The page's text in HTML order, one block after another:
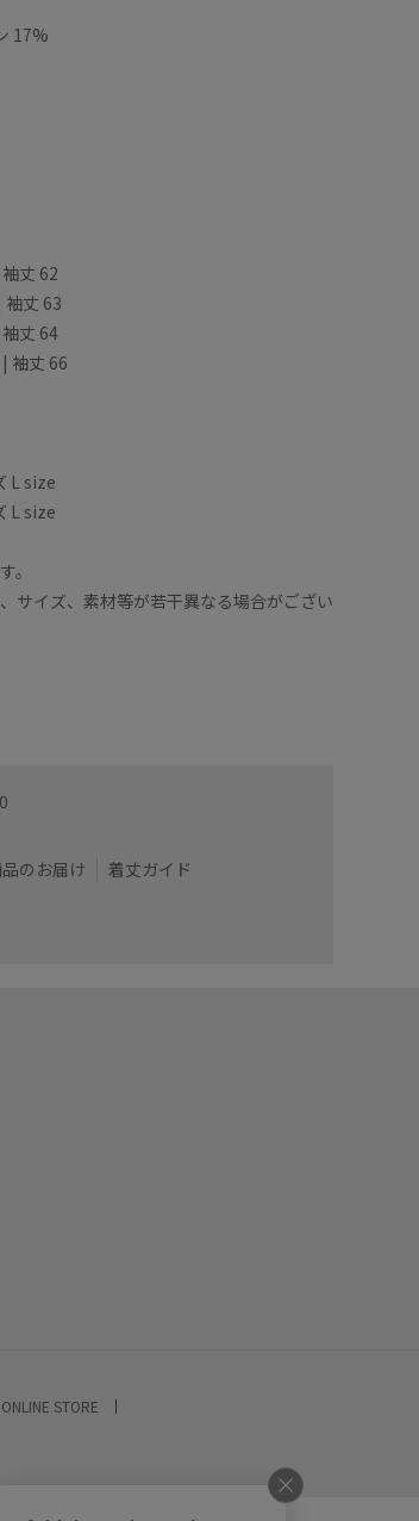
ズ : S
ダークブラウン (20)
17%
丈 62
袖丈 63
丈 64
袖丈 66
L size
L size
。
サイズ、素材等が若干異なる場合がござい
のお届け 着丈ガイド
STORE